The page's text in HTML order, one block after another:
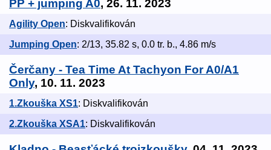
PP + jumping A0, 26. 11. 2023
Agility Open: Diskvalifikován
Jumping Open: 2/13, 35.82 s, 0.0 tr. b., 4.86 m/s
Čerčany - Tea Time At Tachyon For A0/A1
Only, 10. 11. 2023
1.Zkouška XS1: Diskvalifikován
2.Zkouška XSA1: Diskvalifikován